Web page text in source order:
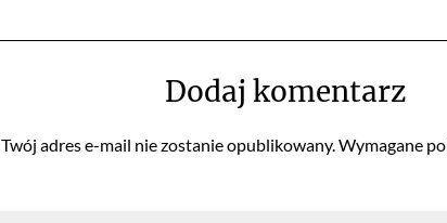
Dodaj komentarz
Twój adres e-mail nie zostanie opublikowany.Wymagane